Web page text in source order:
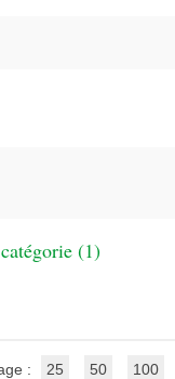
(1)
: 25 50 100